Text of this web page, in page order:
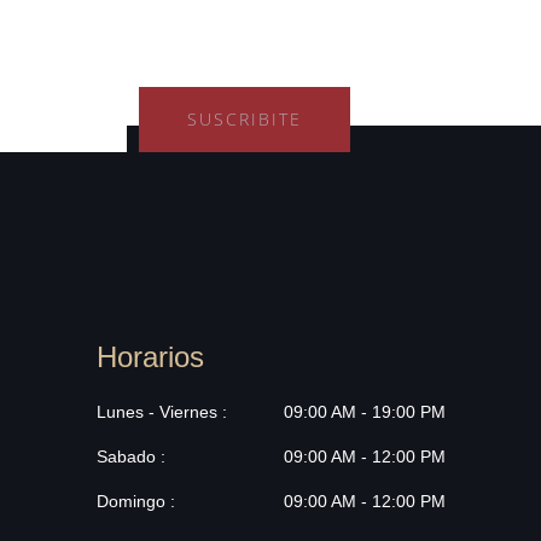
SUSCRIBITE
Horarios
Lunes - Viernes :
Sabado :
Domingo :
09:00 AM - 19:00 PM
09:00 AM - 12:00 PM
09:00 AM - 12:00 PM